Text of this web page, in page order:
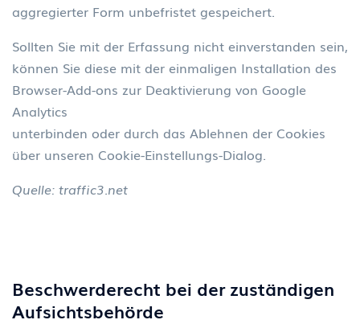
aggregierter Form unbefristet gespeichert.
Sollten Sie mit der Erfassung nicht einverstanden sein,
können Sie diese mit der einmaligen Installation des
Browser-Add-ons zur Deaktivierung von Google
Analytics
unterbinden oder durch das Ablehnen der Cookies
über unseren Cookie-Einstellungs-Dialog.
Quelle: traffic3.net
Beschwerderecht bei der zuständigen
Aufsichtsbehörde